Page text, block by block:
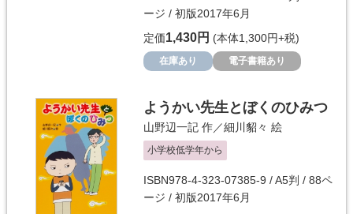
ージ / 初版2017年6月
定価1,430円 (本体1,300円+税)
在庫あり 電子書籍あり
ようかい先生とぼくのひみつ
山野辺一記 作／細川貂々 絵
小学校低学年から
ISBN978-4-323-07385-9 / A5判 / 88ペ
ージ / 初版2017年6月